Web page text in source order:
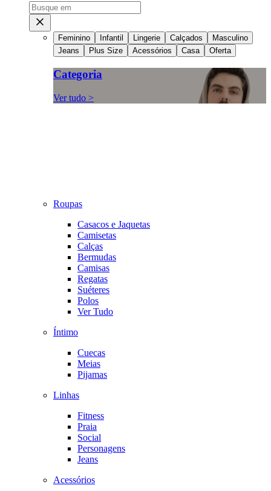
Feminino Infantil Lingerie Calçados
Masculino
Jeans
Plus Size Acessórios Casa Oferta
Categoria
Ver tudo >
Roupas
Casacos e Jaquetas
Camisetas
Calças
Bermudas
Camisas
Regatas
Suéteres
Polos
Ver Tudo
Íntimo
Cuecas
Meias
Pijamas
Linhas
Fitness
Praia
Social
Personagens
Jeans
Acessórios